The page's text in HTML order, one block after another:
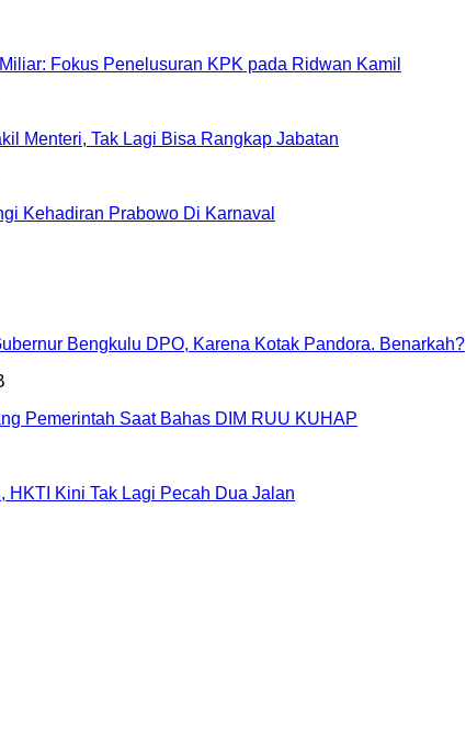
Fokus Penelusuran KPK pada Ridwan Kamil
Menteri, Tak Lagi Bisa Rangkap Jabatan
Kehadiran Prabowo Di Karnaval
Bengkulu DPO, Karena Kotak Pandora. Benarkah?
Pemerintah Saat Bahas DIM RUU KUHAP
HKTI Kini Tak Lagi Pecah Dua Jalan